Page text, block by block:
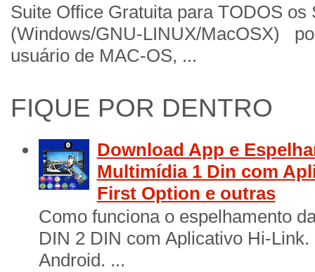
Suite Office Gratuita para TODOS
(Windows/GNU-LINUX/MacOSX)
usuário de MAC-OS, ...
FIQUE POR DENTRO
Download App e
Multimídia 1 Din com
First Option e outras
Como funciona o espelhamento
DIN 2 DIN com Aplicativo Hi-
Android. ...